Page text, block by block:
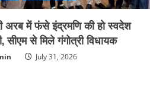
अरब में फंसे इंद्रमणि की हो स्वदेश
सीएम से मिले गंगोत्री विधायक
July 31, 2026